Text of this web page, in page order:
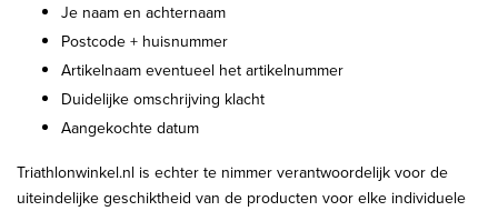
Je naam en achternaam
Postcode + huisnummer
Artikelnaam eventueel het artikelnummer
Duidelijke omschrijving klacht
Aangekochte datum
Triathlonwinkel.nl is echter te nimmer verantwoordelijk voor de
uiteindelijke geschiktheid van de producten voor elke individuele